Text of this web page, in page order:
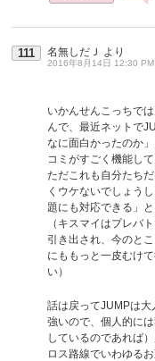
111 名無しだＪ より
2016年8月14日 12:30 PM
いかんせんこっちで
んで、最近ネットで
なに面白かったのか
コミがすごく機能し
ただこれも自分たち
くウケないでしょう
題にも対応できる」
（キスマイはプレバ
引き出され、今のと
にももっと一皮むけ
い）
話は戻ってJUMPは
強いので、個人的に
しているのであれば
ロス路線でいわゆる